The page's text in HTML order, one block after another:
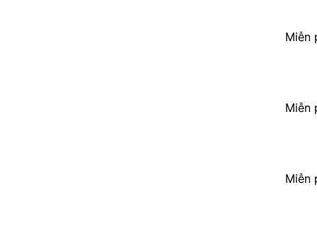
Miễn
Miễn
Miễn